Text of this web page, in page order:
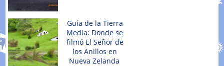
Guía de la Tierra
Media: Donde se
filmó El Señor de
los Anillos en
Nueva Zelanda